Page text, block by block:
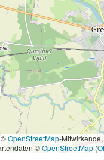
OpenStreetMap-
©OpenStreetMap(